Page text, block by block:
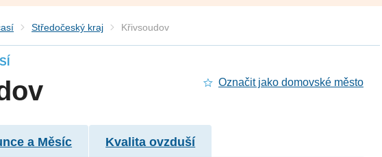
Středočeský kraj Křivsoudov
Označit jako domovské město
a Měsíc Kvalita ovzduší